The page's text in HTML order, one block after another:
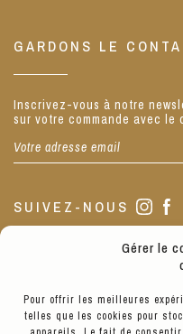
Gérer le
Pour offrir les meilleures
telles que les cookies pour
GARDONS LE
Inscrivez-vous à notre
sur votre commande avec le
SUIVEZ-NOUS
La boutique est située au 3